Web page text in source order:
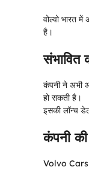
वोल्वो भारत
है।
संभावित
कंपनी ने अभी
हो सकती है।
इसकी लॉन्च
कंपनी की
Volvo Cars